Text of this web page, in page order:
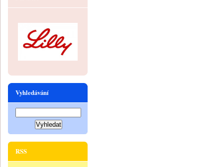
Vyhledávání
RSS